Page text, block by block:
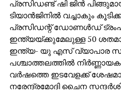
മറയാക്കി സിപിഎം
നിഷേധിക്കലും നടത്തുന്നത്.
സിപിഎമ്മിന്റെ കപട
സംവിധാനത്തിന് ശാപമാണ്.
നിലപാടിന്റെ പേരില്‍
പയ്യന്നൂരില്‍
കാരണമെന്നും കെസി
പ്രസിഡണ്ട് ഷി ജിൻ
ടിയാൻജിനിൽ വച്ചാകും
പ്രസിഡന്റ് ഡോണൾഡ്
ഇന്ത്യയ്ക്കുമേലുള്ള 50
ഇന്ത്യ- യു എസ് വ്യാപാര
പശ്ചാത്തലത്തിൽ
വർഷത്തെ ഇടവേളക്ക്
നരേന്ദ്രമോദി ചൈന